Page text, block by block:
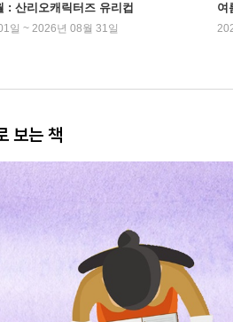
: 산리오캐릭터즈 유리컵
일 ~ 2026년 08월 31일
여
보는 책